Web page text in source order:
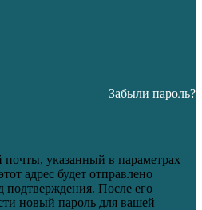
Забыли пароль?
почты, указанный в параметрах
адрес будет отправлено
подтверждения. После его
новый пароль для вашей